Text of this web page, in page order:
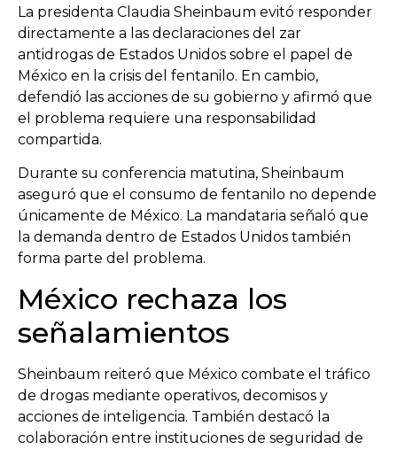
La presidenta Claudia Sheinbaum evitó responder
directamente a las declaraciones del zar
antidrogas de Estados Unidos sobre el papel de
México en la crisis del fentanilo. En cambio,
defendió las acciones de su gobierno y afirmó que
el problema requiere una responsabilidad
compartida.
Durante su conferencia matutina, Sheinbaum
aseguró que el consumo de fentanilo no depende
únicamente de México. La mandataria señaló que
la demanda dentro de Estados Unidos también
forma parte del problema.
México rechaza los
señalamientos
Sheinbaum reiteró que México combate el tráfico
de drogas mediante operativos, decomisos y
acciones de inteligencia. También destacó la
colaboración entre instituciones de seguridad de